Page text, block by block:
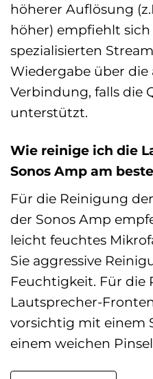
höherer Auflösung
höher) empfiehlt
spezialisierten
Wiedergabe über
Verbindung, falls die
unterstützt.
Wie reinige ich die
Sonos Amp am
Für die Reinigung
der Sonos Amp
leicht feuchtes
Sie aggressive
Feuchtigkeit. Für die
Lautsprecher-
vorsichtig mit einem
einem weichen